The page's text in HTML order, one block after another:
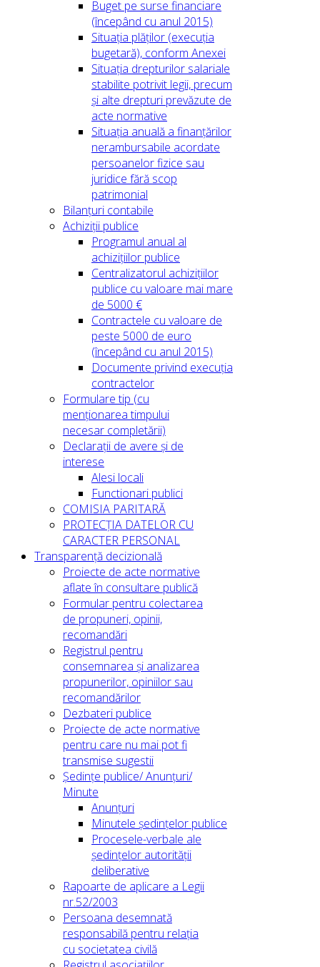
Buget pe surse financiare
(începând cu anul 2015)
Situația plăților (execuția
bugetară), conform Anexei
Situația drepturilor salariale
stabilite potrivit legii, precum
și alte drepturi prevăzute de
acte normative
Situația anuală a finanțărilor
nerambursabile acordate
persoanelor fizice sau
juridice fără scop
patrimonial
Bilanțuri contabile
Achiziții publice
Programul anual al
achizițiilor publice
Centralizatorul achizițiilor
publice cu valoare mai mare
de 5000 €
Contractele cu valoare de
peste 5000 de euro
(începând cu anul 2015)
Documente privind execuția
contractelor
Formulare tip (cu
menționarea timpului
necesar completării)
Declarații de avere și de
interese
Alesi locali
Functionari publici
COMISIA PARITARĂ
PROTECȚIA DATELOR CU
CARACTER PERSONAL
Transparență decizională
Proiecte de acte normative
aflate în consultare publică
Formular pentru colectarea
de propuneri, opinii,
recomandări
Registrul pentru
consemnarea și analizarea
propunerilor, opiniilor sau
recomandărilor
Dezbateri publice
Proiecte de acte normative
pentru care nu mai pot fi
transmise sugestii
Ședințe publice/ Anunțuri/
Minute
Anunțuri
Minutele ședințelor publice
Procesele-verbale ale
ședințelor autorității
deliberative
Rapoarte de aplicare a Legii
nr.52/2003
Persoana desemnată
responsabilă pentru relația
cu societatea civilă